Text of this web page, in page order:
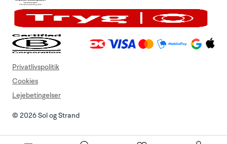
© 2026 Sol og Strand
Privatlivspolitik
Cookies
Lejebetingelser